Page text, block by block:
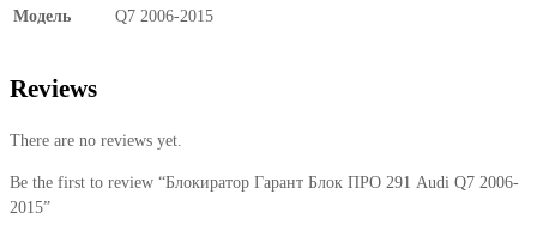
Модель Q7 2006-2015
Reviews
There are no reviews yet.
Be the first to review “Блокиратор Гарант Блок ПРО 291 Audi Q7 2006-
2015”